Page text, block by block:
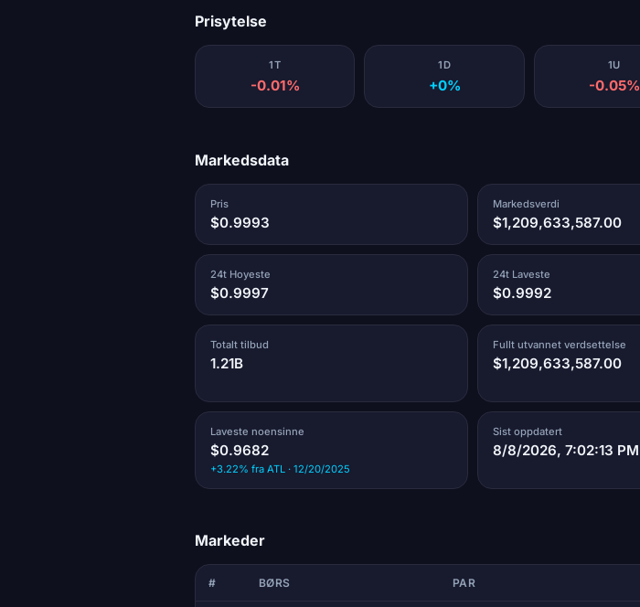
Prisytelse
1T
-0.01%
1D
+0%
1U
-0.05%
Markedsdata
Pris
$0.9993
Markedsverdi
$1,209,633,587.00
24t Hoyeste
$0.9997
24t Laveste
$0.9992
Totalt tilbud
1.21B
Fullt utvannet verdsettelse
$1,209,633,587.00
Laveste noensinne
$0.9682
+3.22% fra ATL · 12/20/2025
Sist oppdatert
8/8/2026, 7:02:13 PM
Markeder
# BØRS PAR